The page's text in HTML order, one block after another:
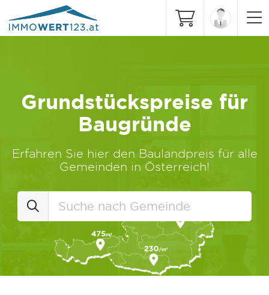
Grundstückspreise für
Baugründe
Erfahren Sie hier den Baulandpreis für alle
Gemeinden in Österreich!